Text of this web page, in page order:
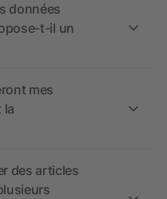
données
t-il un
mes
la
des articles